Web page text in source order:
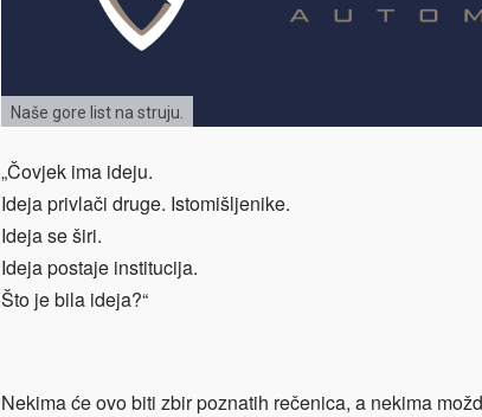
Naše gore list na struju.
„Čovjek ima ideju.
Ideja privlači druge. Istomišljenike.
Ideja se širi.
Ideja postaje institucija.
Što je bila ideja?“
Nekima će ovo biti zbir poznatih rečenica, a nekima